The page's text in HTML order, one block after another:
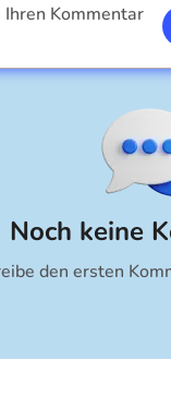
Noch keine
den ersten
Ihren Kommentar